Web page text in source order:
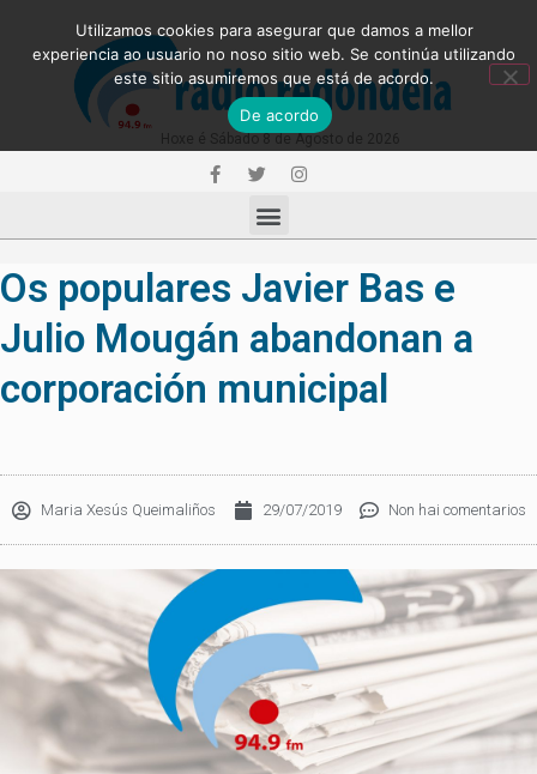
Os populares Javier Bas e
Julio Mougán abandonan a
corporación municipal
Maria Xesús Queimaliños 29/07/2019 Non hai comentarios
Utilizamos cookies para asegurar que damos a mellor
experiencia ao usuario no noso sitio web. Se continúa utilizando
este sitio asumiremos que está de acordo.
De acordo